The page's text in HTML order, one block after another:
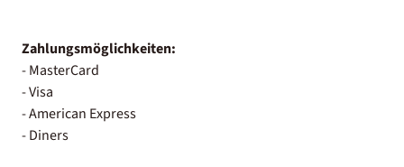
Zahlungsmöglichkeiten:
- MasterCard
- Visa
- American Express
- Diners